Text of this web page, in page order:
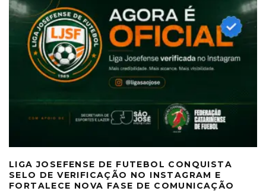
LIGA JOSEFENSE DE FUTEBOL CONQUISTA
SELO DE VERIFICAÇÃO NO INSTAGRAM E
FORTALECE NOVA FASE DE COMUNICAÇÃO